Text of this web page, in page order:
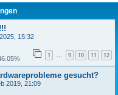
15:32
1 … 9 10 11 12
gesucht?
2019, 21:09